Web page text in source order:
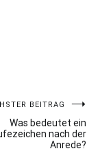
BEITRAG
Was bedeutet ein
nach der
Anrede?